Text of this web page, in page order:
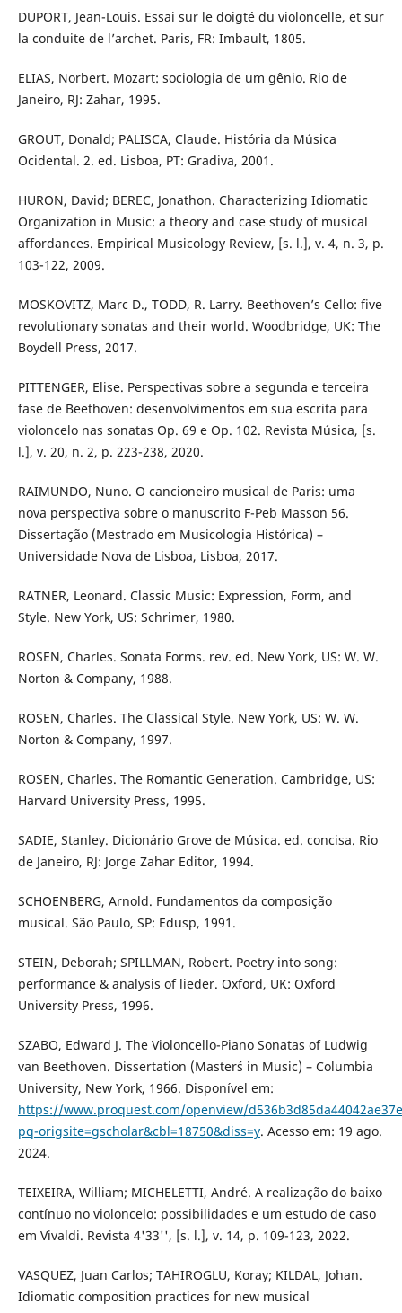
DUPORT, Jean-Louis. Essai sur le doigté du violoncelle, et sur
la conduite de l’archet. Paris, FR: Imbault, 1805.
ELIAS, Norbert. Mozart: sociologia de um gênio. Rio de
Janeiro, RJ: Zahar, 1995.
GROUT, Donald; PALISCA, Claude. História da Música
Ocidental. 2. ed. Lisboa, PT: Gradiva, 2001.
HURON, David; BEREC, Jonathon. Characterizing Idiomatic
Organization in Music: a theory and case study of musical
affordances. Empirical Musicology Review, [s. l.], v. 4, n. 3, p.
103-122, 2009.
MOSKOVITZ, Marc D., TODD, R. Larry. Beethoven’s Cello: five
revolutionary sonatas and their world. Woodbridge, UK: The
Boydell Press, 2017.
PITTENGER, Elise. Perspectivas sobre a segunda e terceira
fase de Beethoven: desenvolvimentos em sua escrita para
violoncelo nas sonatas Op. 69 e Op. 102. Revista Música, [s.
l.], v. 20, n. 2, p. 223-238, 2020.
RAIMUNDO, Nuno. O cancioneiro musical de Paris: uma
nova perspectiva sobre o manuscrito F-Peb Masson 56.
Dissertação (Mestrado em Musicologia Histórica) –
Universidade Nova de Lisboa, Lisboa, 2017.
RATNER, Leonard. Classic Music: Expression, Form, and
Style. New York, US: Schrimer, 1980.
ROSEN, Charles. Sonata Forms. rev. ed. New York, US: W. W.
Norton & Company, 1988.
ROSEN, Charles. The Classical Style. New York, US: W. W.
Norton & Company, 1997.
ROSEN, Charles. The Romantic Generation. Cambridge, US:
Harvard University Press, 1995.
SADIE, Stanley. Dicionário Grove de Música. ed. concisa. Rio
de Janeiro, RJ: Jorge Zahar Editor, 1994.
SCHOENBERG, Arnold. Fundamentos da composição
musical. São Paulo, SP: Edusp, 1991.
STEIN, Deborah; SPILLMAN, Robert. Poetry into song:
performance & analysis of lieder. Oxford, UK: Oxford
University Press, 1996.
SZABO, Edward J. The Violoncello-Piano Sonatas of Ludwig
van Beethoven. Dissertation (Master´s in Music) – Columbia
University, New York, 1966. Disponível em:
https://www.proquest.com/openview/
pq-origsite=gscholar&cbl=18750&diss=y. Acesso em: 19 ago.
2024.
TEIXEIRA, William; MICHELETTI, André. A realização do baixo
contínuo no violoncelo: possibilidades e um estudo de caso
em Vivaldi. Revista 4'33'', [s. l.], v. 14, p. 109-123, 2022.
VASQUEZ, Juan Carlos; TAHIROGLU, Koray; KILDAL, Johan.
Idiomatic composition practices for new musical